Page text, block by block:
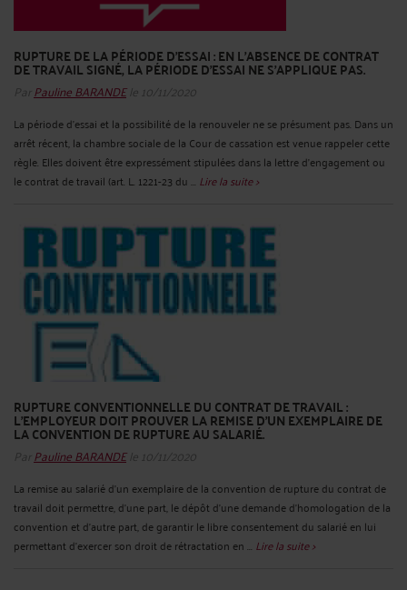
RUPTURE DE LA PÉRIODE D’ESSAI : EN L’ABSENCE DE CONTRAT
DE TRAVAIL SIGNÉ, LA PÉRIODE D’ESSAI NE S’APPLIQUE PAS.
Par Pauline BARANDEle 10/11/2020
La période d’essai et la possibilité de la renouveler ne se présument pas. Dans un
arrêt récent, la chambre sociale de la Cour de cassation est venue rappeler cette
règle. Elles doivent être expressément stipulées dans la lettre d’engagement ou
le contrat de travail (art. L. 1221-23 du ... Lire la suite >
RUPTURE CONVENTIONNELLE DU CONTRAT DE TRAVAIL :
L’EMPLOYEUR DOIT PROUVER LA REMISE D’UN EXEMPLAIRE DE
LA CONVENTION DE RUPTURE AU SALARIÉ.
Par Pauline BARANDEle 10/11/2020
La remise au salarié d’un exemplaire de la convention de rupture du contrat de
travail doit permettre, d’une part, le dépôt d’une demande d’homologation de la
convention et d’autre part, de garantir le libre consentement du salarié en lui
permettant d’exercer son droit de rétractation en ... Lire la suite >